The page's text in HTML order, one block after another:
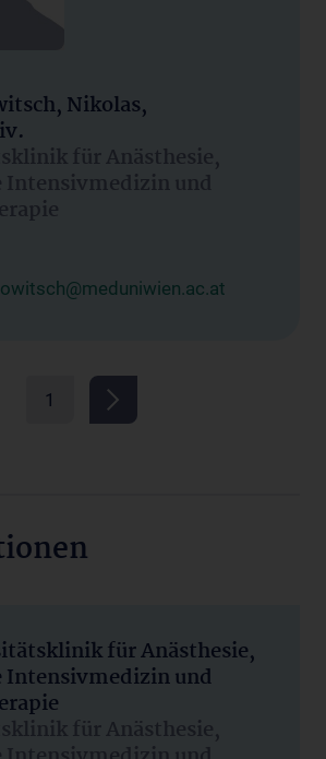
Nikolas,
für Anästhesie,
Intensivmedizin und
1
für Anästhesie,
Intensivmedizin und
für Anästhesie,